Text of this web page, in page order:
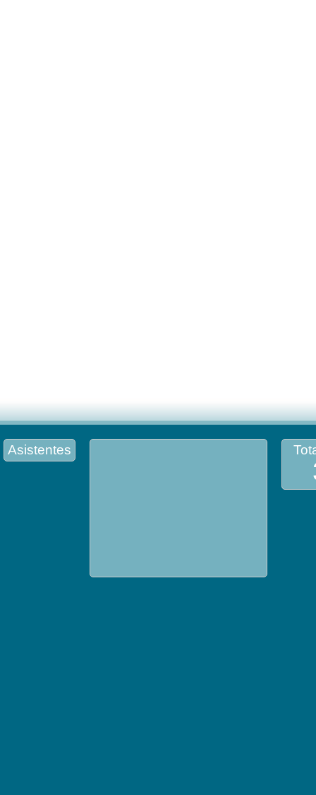
Asistentes